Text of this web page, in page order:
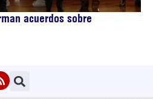
acuerdos sobre